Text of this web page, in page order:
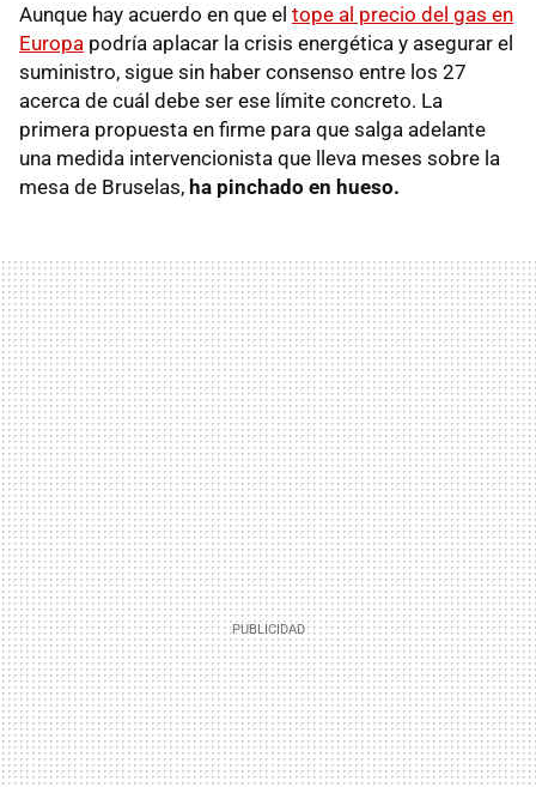
Aunque hay acuerdo en que el tope al precio del gas en
Europa podría aplacar la crisis energética y asegurar el
suministro, sigue sin haber consenso entre los 27
acerca de cuál debe ser ese límite concreto. La
primera propuesta en firme para que salga adelante
una medida intervencionista que lleva meses sobre la
mesa de Bruselas, ha pinchado en hueso.